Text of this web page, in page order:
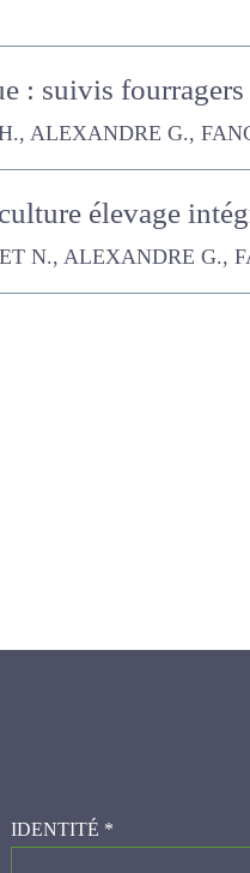
: suivis
G., FANCHONE Audrey
élevage
IDENTITÉ*